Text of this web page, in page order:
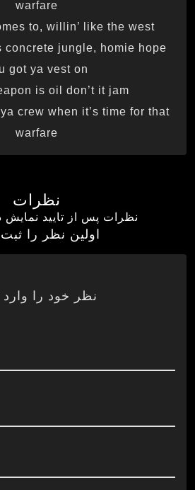
warfare
to, willin’ like the west
concrete jungle, homie hope
got ya vest on
is oil don’t it jam
crew when it’s time for that
warfare
نظرات
نظرات پس از تایید
اولین نظر را ثبت
نظر خود را وارد